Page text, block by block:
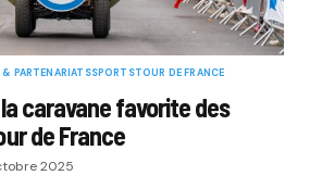
PARTENARIATSSPORTSTOUR DE FRANCE
caravane favorite des
de France
2025